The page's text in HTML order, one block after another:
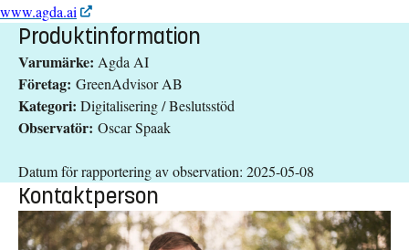
www.agda.ai
Produktinformation
Varumärke: Agda AI
Företag: GreenAdvisor AB
Kategori: Digitalisering / Beslutsstöd
Observatör: Oscar Spaak
Datum för rapportering av observation: 2025-05-08
Kontaktperson